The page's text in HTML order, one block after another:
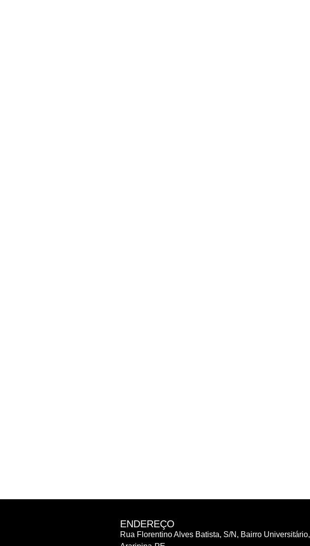
ENDEREÇO
Rua Florentino Alves Batista, S/N, Bairro Universitário,